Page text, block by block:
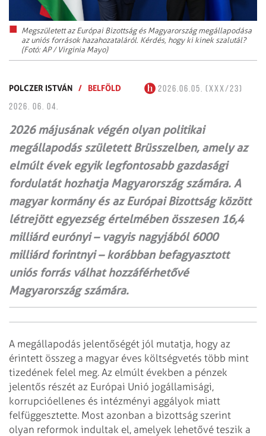
Megszületett az Európai Bizottság és Magyarország megállapodása
az uniós források hazahozataláról. Kérdés, hogy ki kinek szalutál?
(Fotó: AP / Virginia Mayo)
POLCZER ISTVÁN / BELFÖLD
2026.06.05. (XXX/23)
2026. 06. 04.
2026 májusának végén olyan politikai
megállapodás született Brüsszelben, amely az
elmúlt évek egyik legfontosabb gazdasági
fordulatát hozhatja Magyarország számára. A
magyar kormány és az Európai Bizottság között
létrejött egyezség értelmében összesen 16,4
milliárd eurónyi – vagyis nagyjából 6000
milliárd forintnyi – korábban befagyasztott
uniós forrás válhat hozzáférhetővé
Magyarország számára.
A megállapodás jelentőségét jól mutatja, hogy az
érintett összeg a magyar éves költségvetés több mint
tizedének felel meg. Az elmúlt években a pénzek
jelentős részét az Európai Unió jogállamisági,
korrupcióellenes és intézményi aggályok miatt
felfüggesztette. Most azonban a bizottság szerint
olyan reformok indultak el, amelyek lehetővé teszik a